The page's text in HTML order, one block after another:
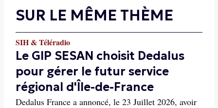
SUR LE MÊME THÈME
SIH & Téléradio
Le GIP SESAN choisit Dedalus
pour gérer le futur service
régional d'Île-de-France
Dedalus France a annoncé, le 23 Juillet 2026, avoir